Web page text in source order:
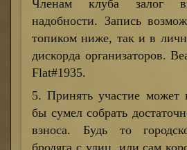
Членам клуба залог
надобности. Запись
топиком ниже, так и в
дискорда организаторов.
Flat#1935.
5. Принять участие
бы сумел собрать
взноса. Будь то